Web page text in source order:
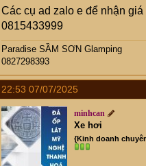
Các cụ ad zalo e để nhận
0815433999
Paradise SẦM SƠN Glamping
0827298393
22:53 07/07/2025
minhcan
Xe hơi
{Kinh doanh